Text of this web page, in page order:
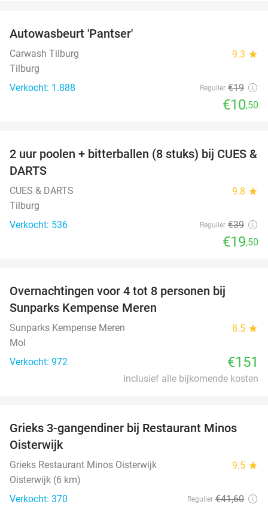
Autowasbeurt 'Pantser'
Carwash Tilburg 9.3 star
Tilburg
Verkocht: 1.888
Regulier €19
€10,50
50%
2 uur poolen + bitterballen (8 stuks) bij CUES &
DARTS
CUES & DARTS 9.8 star
Tilburg
Verkocht: 536
Regulier €39
€19,50
Overnachtingen voor 4 tot 8 personen bij
Sunparks Kempense Meren
Sunparks Kempense Meren 8.5 star
Mol
Verkocht: 972
€151
Inclusief alle bijkomende kosten
30%
Grieks 3-gangendiner bij Restaurant Minos
Oisterwijk
Grieks Restaurant Minos Oisterwijk 9.5 star
Oisterwijk (6 km)
Verkocht: 370
Regulier €41,60